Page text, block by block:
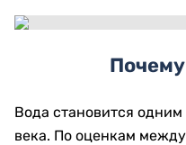
Вода становится
века. По оценкам